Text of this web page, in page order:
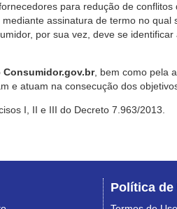
para redução de conflitos
assinatura de termo no qual
por sua vez, deve se
Consumidor.gov.br, bem como pela
e atuam na consecução dos
I, II e III do Decreto 7.963/2013.
Política de